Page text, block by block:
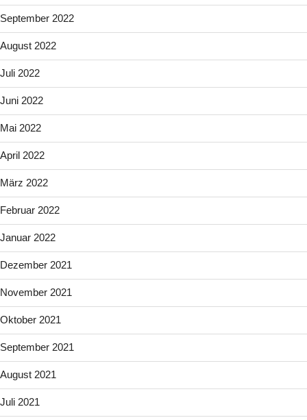
September 2022
August 2022
Juli 2022
Juni 2022
Mai 2022
April 2022
März 2022
Februar 2022
Januar 2022
Dezember 2021
November 2021
Oktober 2021
September 2021
August 2021
Juli 2021